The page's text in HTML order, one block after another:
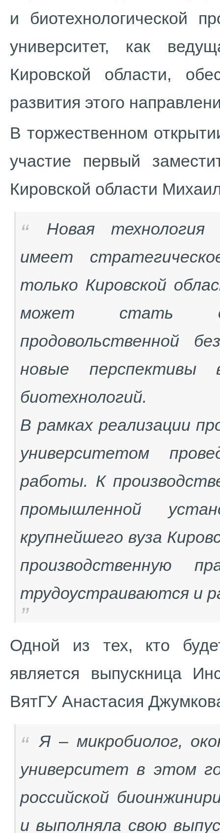
и биотехнологической
университет, как
Кировской области,
развития этого
В торжественном
участие первый
Кировской области
Новая технология
имеет
только Кировской
может стать
продовольственной
новые перспективы
биотехнологий.
В рамках реализации
университетом
работы. К
промышленной
крупнейшего вуза
производственную
трудоустраиваются и
Одной из тех, кто
является выпускница
ВятГУ Анастасия
Я – микробиолог,
университет в этом
российской
и выполняла свою